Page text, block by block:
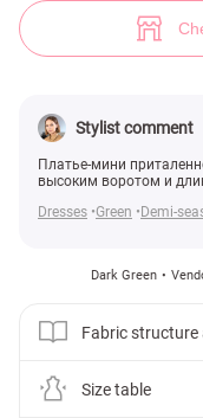
Stylist comment
Платье-мини
высоким воротом и
Dresses Green Demi-
Dark Green
Fabric structure
Size table
(№ 33526) ♡ Gepur -